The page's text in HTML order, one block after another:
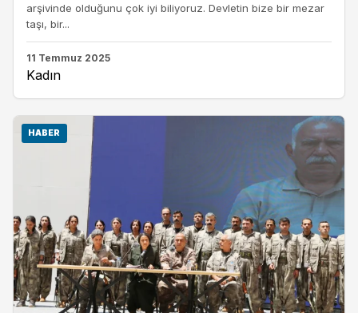
arşivinde olduğunu çok iyi biliyoruz. Devletin bize bir mezar
taşı, bir...
11 Temmuz 2025
Kadın
HABER